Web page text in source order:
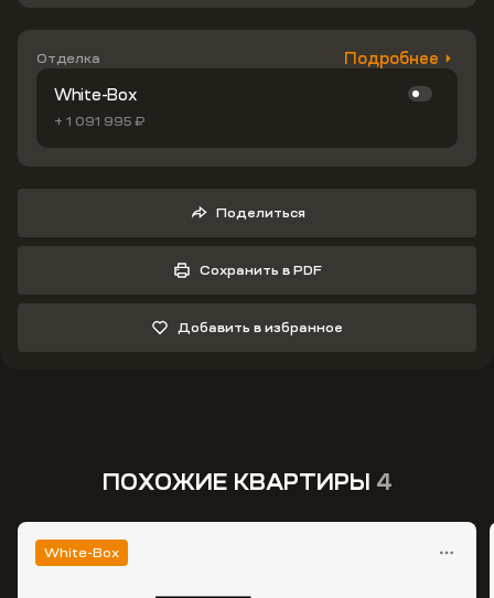
Отделка Подробнее
White-Box
+ 1 091 995 ₽
Поделиться
Сохранить в PDF
Добавить в избранное
ПОХОЖИЕ КВАРТИРЫ 4
White-Box